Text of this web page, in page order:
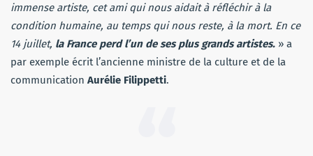
immense artiste, cet ami qui nous aidait à réfléchir à la
condition humaine, au temps qui nous reste, à la mort. En ce
14 juillet, la France perd l’un de ses plus grands artistes. » a
par exemple écrit l’ancienne ministre de la culture et de la
communication Aurélie Filippetti.